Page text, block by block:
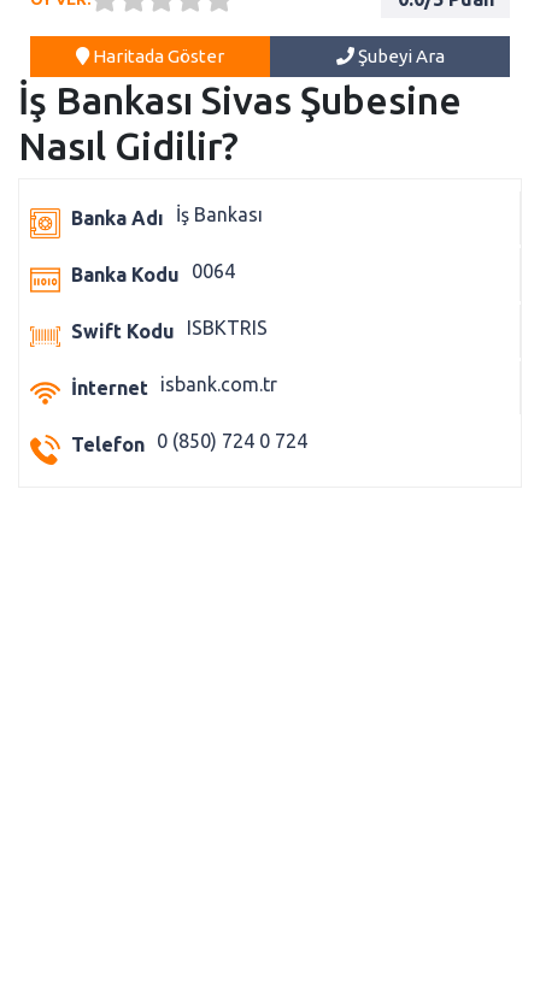
Haritada Göster Şubeyi Ara
İş Bankası Sivas Şubesine
Nasıl Gidilir?
Banka Adı İş Bankası
Banka Kodu 0064
Swift Kodu ISBKTRIS
İnternet isbank.com.tr
Telefon 0 (850) 724 0 724